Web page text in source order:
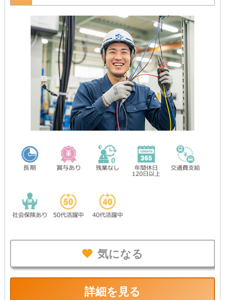
気になる
詳細を見る